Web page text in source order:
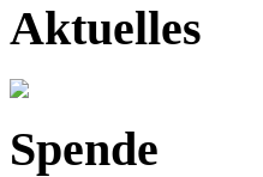
Aktuelles
Spende